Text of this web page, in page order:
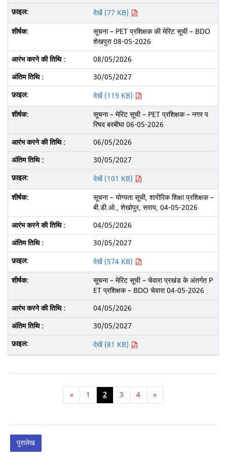
देखें (77 KB)
सूचना – PET प्रशिक्षक की मेरिट सूची – BDO
शेखपुरा 08-05-2026
08/05/2026
30/05/2027
देखें (119 KB)
सूचना – मेरिट सूची – PET प्रशिक्षक – नगर प
रिषद बरबीघा 06-05-2026
06/05/2026
30/05/2027
देखें (101 KB)
सूचना – योग्यता सूची, शारीरिक शिक्षा प्रशिक्षक –
बी.डी.ओ., शेखोपुर, सराय, 04-05-2026
04/05/2026
30/05/2027
देखें (574 KB)
सूचना – मेरिट सूची – चेवारा प्रखंड के अंतर्गत P
ET प्रशिक्षक – BDO चेवारा 04-05-2026
04/05/2026
30/05/2027
देखें (81 KB)
« 1 2 3 4 »
पुरालेख